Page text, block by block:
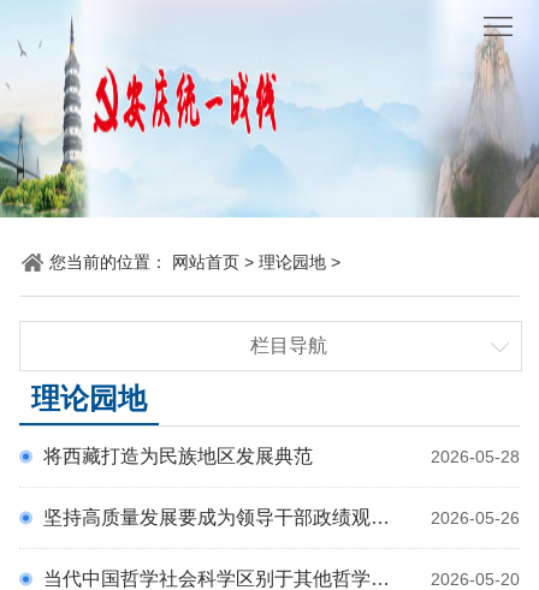
站
首
页
要
闻
聚
统
战
各
您当前的位置： 网站首页 > 理论园地 >
栏目导航
统战时讯
各地动态
他山之石
理论园地
理论园地
2026-05-28
将西藏打造为民族地区发展典范
2026-05-26
坚持高质量发展要成为领导干部政绩观的重要内容
2026-05-20
当代中国哲学社会科学区别于其他哲学社会科学的根本标志